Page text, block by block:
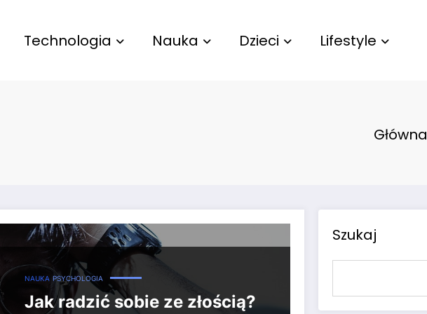
Technologia Nauka Dzieci Lifestyle
Główna
pomogą Ci zapanować nad gniewem
NAUKA PSYCHOLOGIA
Jak radzić sobie ze złością?
Szukaj